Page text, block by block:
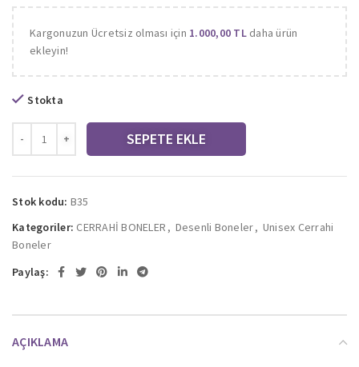
Kargonuzun Ücretsiz olması için 1.000,00 TLdaha ürün
ekleyin!
Stokta
SEPETE EKLE
Stok kodu: B35
Kategoriler: CERRAHİ BONELER , Desenli Boneler, Unisex Cerrahi
Boneler
Paylaş:
AÇIKLAMA